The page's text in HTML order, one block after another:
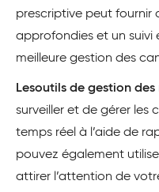
prescriptive peut fournir
approfondies et un suivi
meilleure gestion des
Lesoutils de gestion des
surveiller et de gérer les
temps réel à l’aide de
pouvez également
attirer l’attention de